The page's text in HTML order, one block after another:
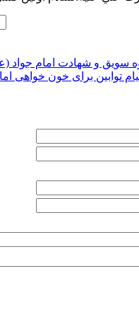
و شهادت امام جواد
قیام توابین برای خون خواهی